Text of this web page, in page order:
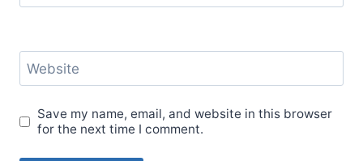
Website
Save my name, email, and website in this browser
for the next time I comment.